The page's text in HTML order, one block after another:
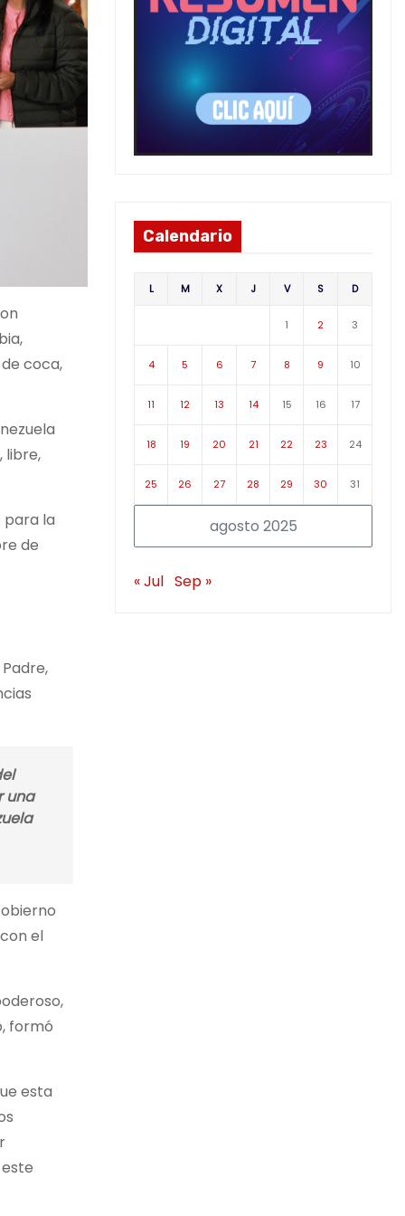
coca,
libre,
para la
de
una
el
formó
esta
Calendario
agosto 2025
L M X J V S D
1 2 3
4 5 6 7 8 9 10
11 12 13 14 15 16 17
18 19 20 21 22 23 24
25 26 27 28 29 30 31
« Jul Sep »